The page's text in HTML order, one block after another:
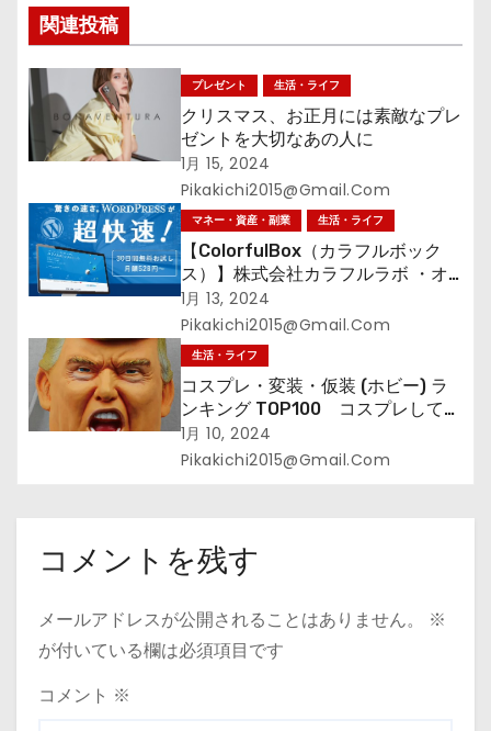
ョ
ン
関連投稿
プレゼント 生活・ライフ
クリスマス、お正月には素敵なプレ
ゼントを大切なあの人に
1月 15, 2024
Pikakichi2015@gmail.com
マネー・資産・副業 生活・ライフ
【ColorfulBox（カラフルボック
ス）】株式会社カラフルラボ ・オ
ールインワンの超快速レンタルサー
バーWelcomeキャンペーン！
1月 13, 2024
Pikakichi2015@gmail.com
生活・ライフ
コスプレ・変装・仮装 (ホビー) ラ
ンキング TOP100 コスプレして、
街に出よう！
1月 10, 2024
Pikakichi2015@gmail.com
コメントを残す
メールアドレスが公開されることはありません。
※
が付いている欄は必須項目です
コメント ※